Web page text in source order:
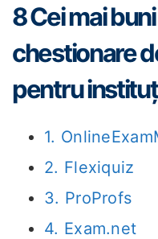
8 Cei mai
chestionare
pentru
1.
2. Flexiquiz
3. ProProfs
4. Exam.net